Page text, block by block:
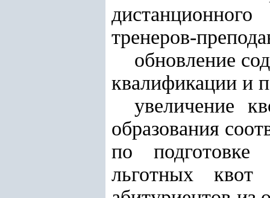
тренеров-
обновление
квалификации и
увеличение
образования
по подготовке
льготных